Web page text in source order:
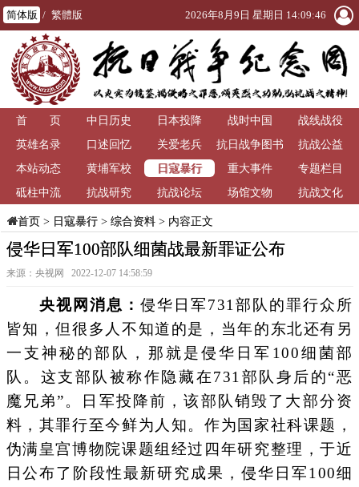
简体版 / 繁體版 2026年8月9日 星期日 14:09:47
首 页 中日历史 日本投降 战时中国
战线战役
英雄名录
口述回忆 关爱老兵
抗日战争图书
馆
抗战公益
本站动态
黄埔军校 日寇暴行 重大事件
专题栏目
砥柱中流
抗战研究 抗战论坛 场馆文物 抗战文化
首页> 日寇暴行> 综合资料> 内容正文
侵华日军100部队细菌战最新罪证公布
来源：央视网 2022-12-07 14:58:59
央视网消息：侵华日军731部队的罪行众所
皆知，但很多人不知道的是，当年的东北还有另
一支神秘的部队，那就是侵华日军100细菌部
队。这支部队被称作隐藏在731部队身后的“恶
魔兄弟”。日军投降前，该部队销毁了大部分资
料，其罪行至今鲜为人知。作为国家社科课题，
伪满皇宫博物院课题组经过四年研究整理，于近
日公布了阶段性最新研究成果，侵华日军100细